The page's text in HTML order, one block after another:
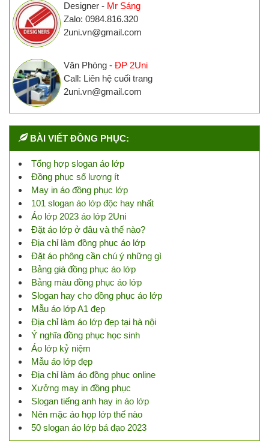
Designer - Mr Sáng
Zalo: 0984.816.320
2uni.vn@gmail.com
Văn Phòng - ĐP 2Uni
Call: Liên hệ cuối trang
2uni.vn@gmail.com
BÀI VIẾT ĐỒNG PHỤC:
Tổng hợp slogan áo lớp
Đồng phục số lượng ít
May in áo đồng phục lớp
101 slogan áo lớp độc hay nhất
Áo lớp 2023 áo lớp 2Uni
Đặt áo lớp ở đâu và thế nào?
Địa chỉ làm đồng phục áo lớp
Đặt áo phông cần chú ý những gì
Bảng giá đồng phục áo lớp
Bảng màu đồng phục áo lớp
Slogan hay cho đồng phục áo lớp
Mẫu áo lớp A1 đẹp
Địa chỉ làm áo lớp đẹp tại hà nội
Ý nghĩa đồng phục học sinh
Áo lớp kỷ niệm
Mẫu áo lớp đẹp
Địa chỉ làm áo đồng phục online
Xưởng may in đồng phục
Slogan tiếng anh hay in áo lớp
Nên mặc áo họp lớp thế nào
50 slogan áo lớp bá đạo 2023